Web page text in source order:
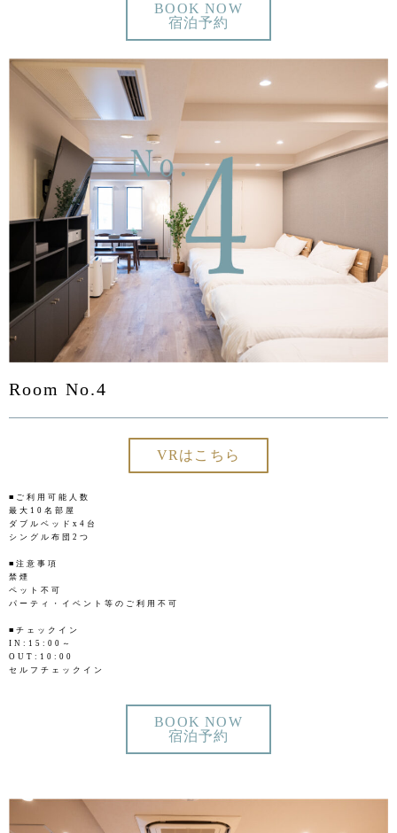
BOOK NOW
宿泊予約
Room No.4
VRはこちら
■ご利用可能人数
最大10名部屋
ダブルベッドx4台
シングル布団2つ
■注意事項
禁煙
ペット不可
パーティ・イベント等のご利用不可
■チェックイン
IN:15:00～
OUT:10:00
セルフチェックイン
BOOK NOW
宿泊予約